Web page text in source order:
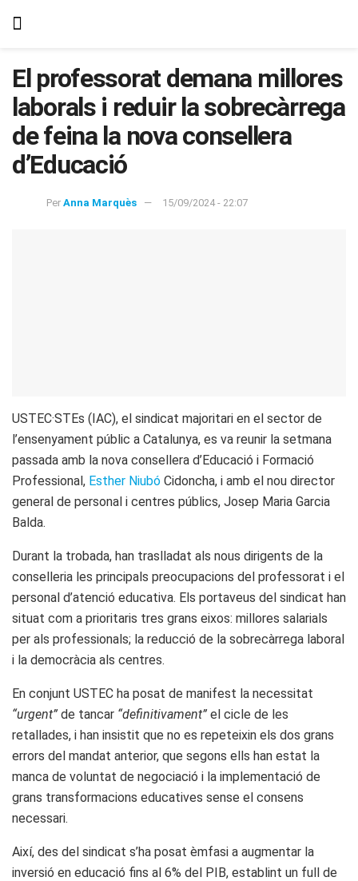
El professorat demana millores
laborals i reduir la sobrecàrrega
de feina la nova consellera
d’Educació
Per Anna Marquès 15/09/2024 - 22:07
USTEC·STEs (IAC), el sindicat majoritari en el sector de
l’ensenyament públic a Catalunya, es va reunir la setmana
passada amb la nova consellera d’Educació i Formació
Professional, Esther Niubó Cidoncha, i amb el nou director
general de personal i centres públics, Josep Maria Garcia
Balda.
Durant la trobada, han traslladat als nous dirigents de la
conselleria les principals preocupacions del professorat i el
personal d’atenció educativa. Els portaveus del sindicat han
situat com a prioritaris tres grans eixos: millores salarials
per als professionals; la reducció de la sobrecàrrega laboral
i la democràcia als centres.
En conjunt USTEC ha posat de manifest la necessitat
“urgent” de tancar “definitivament” el cicle de les
retallades, i han insistit que no es repeteixin els dos grans
errors del mandat anterior, que segons ells han estat la
manca de voluntat de negociació i la implementació de
grans transformacions educatives sense el consens
necessari.
Així, des del sindicat s’ha posat èmfasi a augmentar la
inversió en educació fins al 6% del PIB, establint un full de